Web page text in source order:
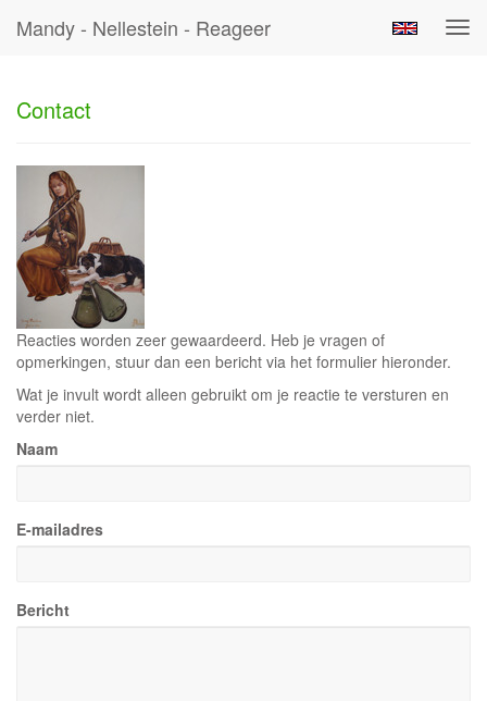
Mandy - Nellestein - Reageer
Contact
Reacties worden zeer gewaardeerd. Heb je vragen of
opmerkingen, stuur dan een bericht via het formulier hieronder.
Wat je invult wordt alleen gebruikt om je reactie te versturen en
verder niet.
Naam
E-mailadres
Bericht